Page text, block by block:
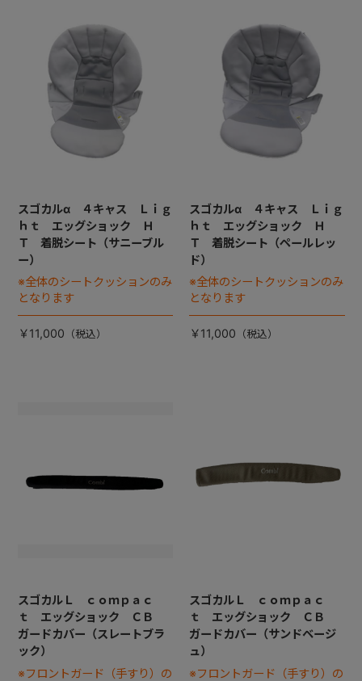
スゴカルα ４キャス Ｌｉｇ
ｈｔ エッグショック Ｈ
Ｔ 着脱シート（サニーブル
ー）
※全体のシートクッションのみ
となります
￥11,000
スゴカルα ４キャス Ｌｉｇ
ｈｔ エッグショック Ｈ
Ｔ 着脱シート（ペールレッ
ド）
※全体のシートクッションのみ
となります
￥11,000
スゴカルＬ ｃｏｍｐａｃ
ｔ エッグショック ＣＢ
ガードカバー（スレートブラ
ック）
※フロントガード（手すり）の
スゴカルＬ ｃｏｍｐａｃ
ｔ エッグショック ＣＢ
ガードカバー（サンドベージ
ュ）
※フロントガード（手すり）の